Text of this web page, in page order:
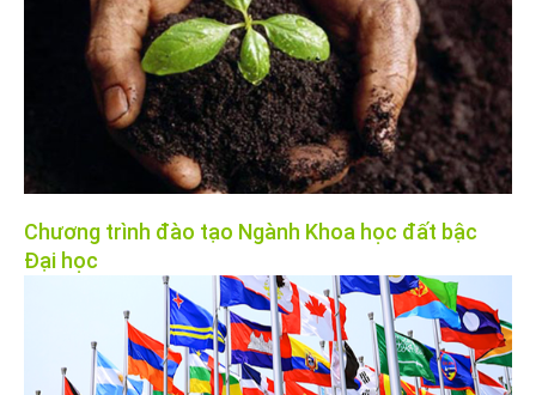
Chương trình đào tạo Ngành Khoa học đất bậc
Đại học